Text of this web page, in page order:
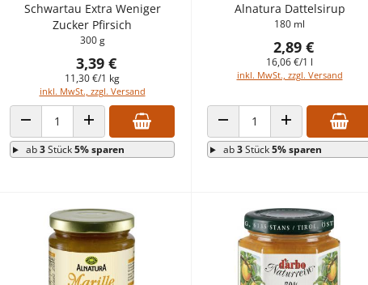
Schwartau Extra Weniger
Zucker Pfirsich
300 g
3,39 €
11,30 €/1 kg
inkl. MwSt., zzgl. Versand
ANZAHL VERRINGERNANZAHL ERHÖHEN
ab3Stück5% sparen
Alnatura Dattelsirup
180 ml
2,89 €
16,06 €/1 l
inkl. MwSt., zzgl. Versand
ANZAHL VERRINGERNANZAHL ERHÖHEN
ab3Stück5% sparen